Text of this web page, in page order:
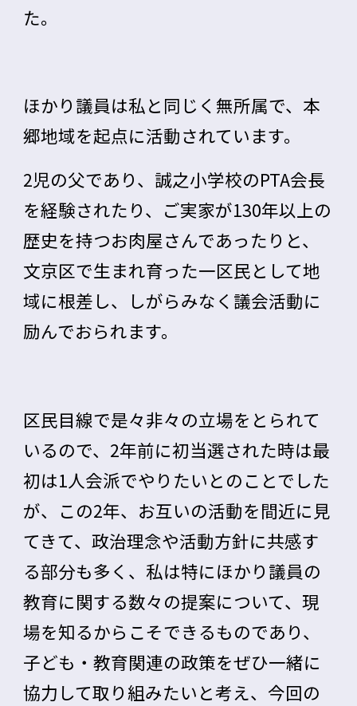
た。
ほかり議員は私と同じく無所属で、本
郷地域を起点に活動されています。
2児の父であり、誠之小学校のPTA会長
を経験されたり、ご実家が130年以上の
歴史を持つお肉屋さんであったりと、
文京区で生まれ育った一区民として地
域に根差し、しがらみなく議会活動に
励んでおられます。
区民目線で是々非々の立場をとられて
いるので、2年前に初当選された時は最
初は1人会派でやりたいとのことでした
が、この2年、お互いの活動を間近に見
てきて、政治理念や活動方針に共感す
る部分も多く、私は特にほかり議員の
教育に関する数々の提案について、現
場を知るからこそできるものであり、
子ども・教育関連の政策をぜひ一緒に
協力して取り組みたいと考え、今回の